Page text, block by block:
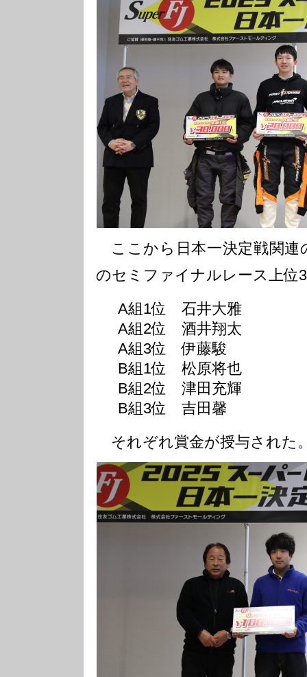
ここから日本一決定戦関連
のセミファイナルレース上位
A組1位 石井大雅
A組2位 酒井翔太
A組3位 伊藤駿
B組1位 松原将也
B組2位 津田充輝
B組3位 吉田馨
それぞれ賞金が授与された